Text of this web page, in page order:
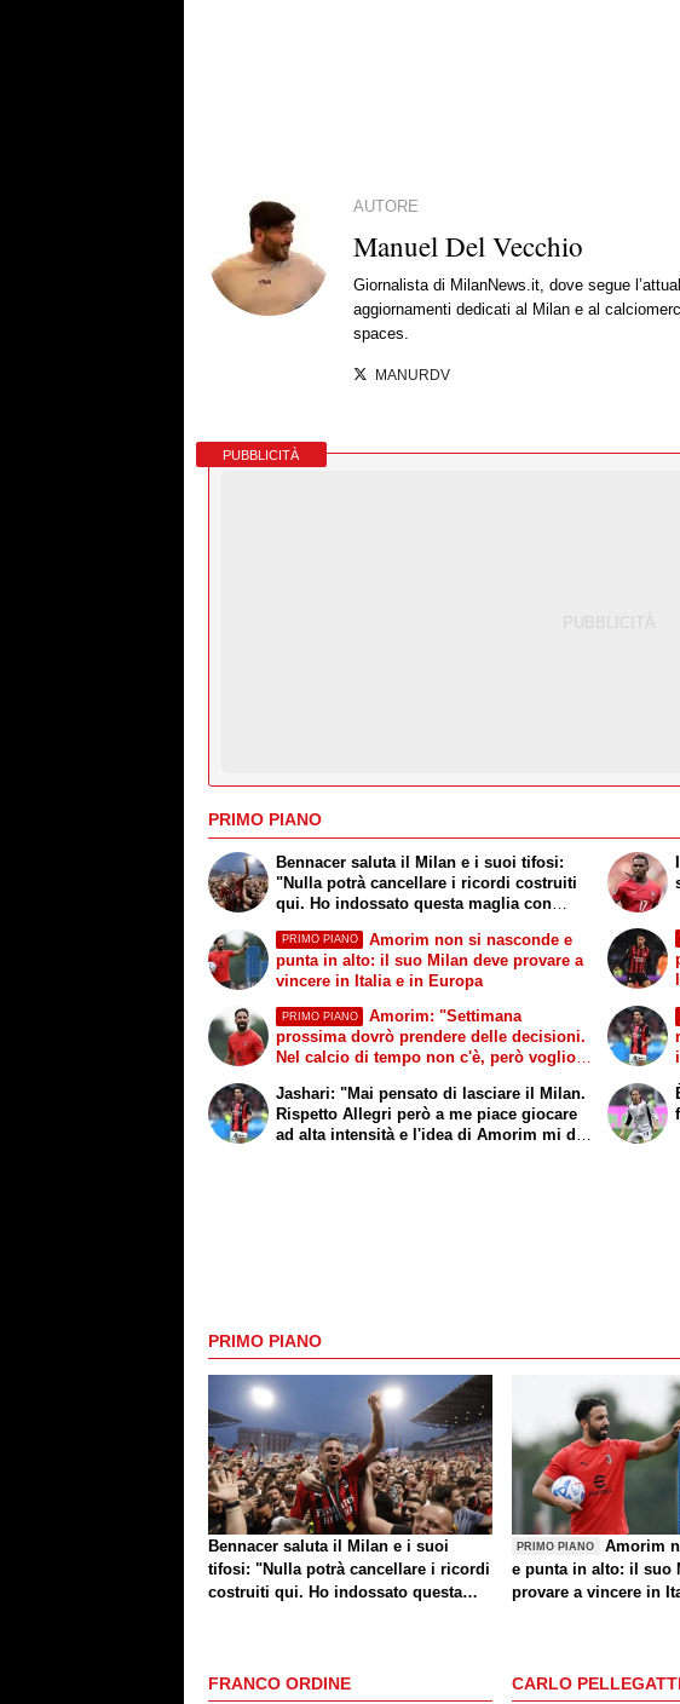
AUTORE
Manuel Del Vecchio
Giornalista di MilanNews.it, dove segue
aggiornamenti dedicati al Milan e al
spaces.
MANURDV
PUBBLICITÀ
PRIMO PIANO
Bennacer saluta il Milan e i suoi tifosi:
"Nulla potrà cancellare i ricordi costruiti
qui. Ho indossato questa maglia con
PRIMO PIANO
Amorim non si nasconde e
punta in alto: il suo Milan deve provare a
vincere in Italia e in Europa
PRIMO PIANO
Amorim: "Settimana
prossima dovrò prendere delle decisioni.
Nel calcio di tempo non c'è, però voglio
Jashari: "Mai pensato di lasciare il Milan.
Rispetto Allegri però a me piace giocare
ad alta intensità e l'idea di Amorim mi dà
PRIMO PIANO
Bennacer saluta il Milan e i suoi
tifosi: "Nulla potrà cancellare i ricordi
costruiti qui. Ho indossato questa
PRIMO PIANO
Amorim
e punta in alto: il suo
provare a vincere in
FRANCO ORDINE CARLO PELLEGATTI